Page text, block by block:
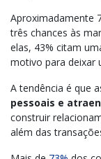
Aproximadamente
três chances às
elas, 43% citam
motivo para deixar
A tendência é que
pessoais e
construir
além das